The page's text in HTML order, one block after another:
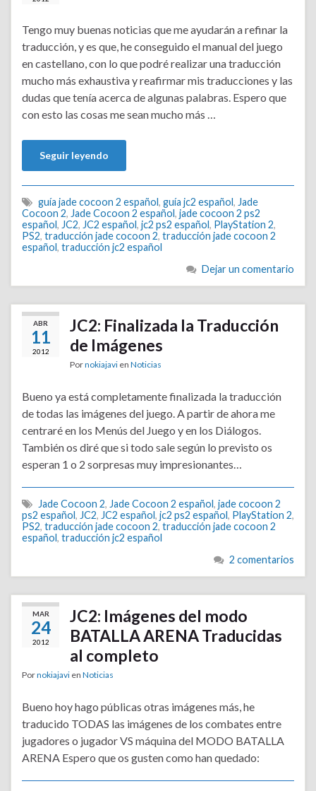
Tengo muy buenas noticias que me ayudarán a refinar la
traducción, y es que, he conseguido el manual del juego
en castellano, con lo que podré realizar una traducción
mucho más exhaustiva y reafirmar mis traducciones y las
dudas que tenía acerca de algunas palabras. Espero que
con esto las cosas me sean mucho más …
Seguir leyendo
guía jade cocoon 2 español, guía jc2 español, Jade
Cocoon 2, Jade Cocoon 2 español, jade cocoon 2 ps2
español, JC2, JC2 español, jc2 ps2 español, PlayStation 2,
PS2, traducción jade cocoon 2, traducción jade cocoon 2
español, traducción jc2 español
Dejar un comentario
ABR
11
2012
JC2: Finalizada la Traducción
de Imágenes
Pornokiajavi en Noticias
Bueno ya está completamente finalizada la traducción
de todas las imágenes del juego. A partir de ahora me
centraré en los Menús del Juego y en los Diálogos.
También os diré que si todo sale según lo previsto os
esperan 1 o 2 sorpresas muy impresionantes…
Jade Cocoon 2, Jade Cocoon 2 español, jade cocoon 2
ps2 español, JC2, JC2 español, jc2 ps2 español, PlayStation 2,
PS2, traducción jade cocoon 2, traducción jade cocoon 2
español, traducción jc2 español
2 comentarios
MAR
24
2012
JC2: Imágenes del modo
BATALLA ARENA Traducidas
al completo
Pornokiajavi en Noticias
Bueno hoy hago públicas otras imágenes más, he
traducido TODAS las imágenes de los combates entre
jugadores o jugador VS máquina del MODO BATALLA
ARENA Espero que os gusten como han quedado: